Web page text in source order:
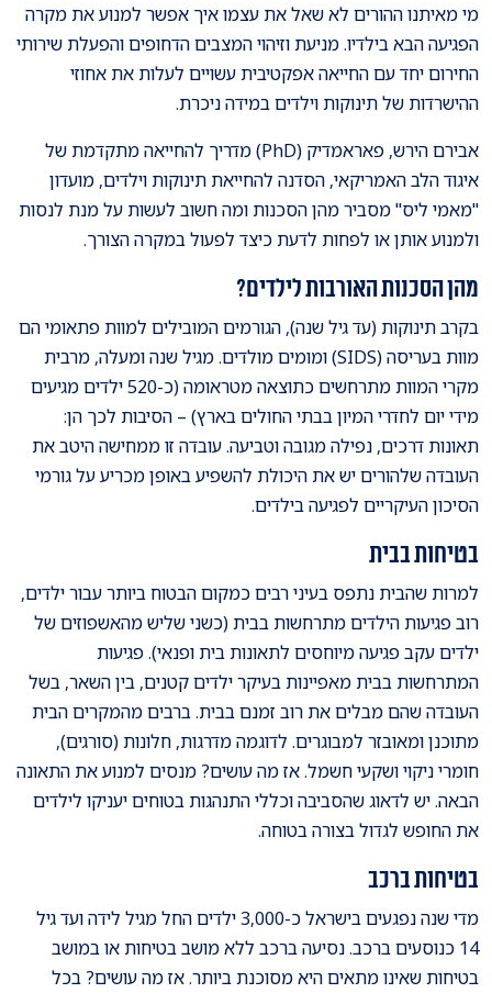
מי מאיתנו ההורים לא שאל את עצמו איך אפשר למנוע את מקרה
הפגיעה הבא בילדיו. מניעת וזיהוי המצבים הדחופים והפעלת שירותי
החירום יחד עם החייאה אפקטיבית עשויים לעלות את אחוזי
ההישרדות של תינוקות וילדים במידה ניכרת.
אבירם הירש, פאראמדיק (PhD) מדריך להחייאה מתקדמת של
איגוד הלב האמריקאי, הסדנה להחייאת תינוקות וילדים, מועדון
"מאמי ליס" מסביר מהן הסכנות ומה חשוב לעשות על מנת לנסות
ולמנוע אותן או לפחות לדעת כיצד לפעול במקרה הצורך.
מהן הסכנות האורבות לילדים?
בקרב תינוקות (עד גיל שנה), הגורמים המובילים למוות פתאומי הם
מוות בעריסה (SIDS) ומומים מולדים. מגיל שנה ומעלה, מרבית
מקרי המוות מתרחשים כתוצאה מטראומה (כ-520 ילדים מגיעים
מידי יום לחדרי המיון בבתי החולים בארץ) – הסיבות לכך הן:
תאונות דרכים, נפילה מגובה וטביעה. עובדה זו ממחישה היטב את
העובדה שלהורים יש את היכולת להשפיע באופן מכריע על גורמי
הסיכון העיקריים לפגיעה בילדים.
בטיחות בבית
למרות שהבית נתפס בעיני רבים כמקום הבטוח ביותר עבור ילדים,
רוב פגיעות הילדים מתרחשות בבית (כשני שליש מהאשפוזים של
ילדים עקב פגיעה מיוחסים לתאונות בית ופנאי). פגיעות
המתרחשות בבית מאפיינות בעיקר ילדים קטנים, בין השאר, בשל
העובדה שהם מבלים את רוב זמנם בבית. ברבים מהמקרים הבית
מתוכנן ומאובזר למבוגרים. לדוגמה מדרגות, חלונות (סורגים),
חומרי ניקוי ושקעי חשמל. אז מה עושים? מנסים למנוע את התאונה
הבאה. יש לדאוג שהסביבה וכללי התנהגות בטוחים יעניקו לילדים
את החופש לגדול בצורה בטוחה.
בטיחות ברכב
מדי שנה נפגעים בישראל כ-3,000 ילדים החל מגיל לידה ועד גיל
14 כנוסעים ברכב. נסיעה ברכב ללא מושב בטיחות או במושב
בטיחות שאינו מתאים היא מסוכנת ביותר. אז מה עושים? בכל